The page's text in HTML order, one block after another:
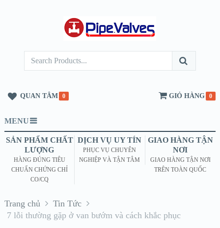
QUAN TÂM 0 GIỎ HÀNG 0
MENU
SẢN PHẨM CHẤT
LƯỢNG
HÀNG ĐÚNG TIÊU
CHUẨN CHỨNG CHỈ
CO/CQ
DỊCH VỤ UY TÍN
PHỤC VỤ CHUYÊN
NGHIỆP VÀ TẬN TÂM
GIAO HÀNG TẬN
NƠI
GIAO HÀNG TẬN NƠI
TRÊN TOÀN QUỐC
Trang chủ
Tin Tức
7 lỗi thường gặp ở van bướm và cách khắc phục